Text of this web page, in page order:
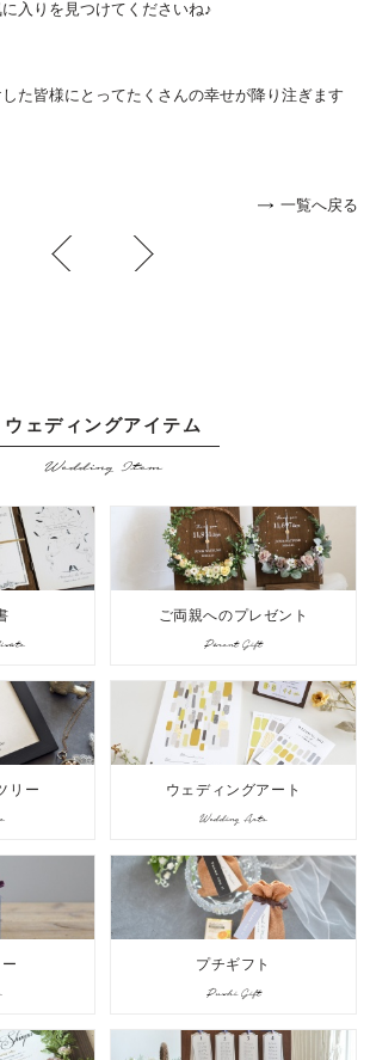
入りを見つけてくださいね♪
た皆様にとってたくさんの幸せが降り注ぎます
一覧へ戻る
ウェディングアイテム
Wedding Item
ご両親へのプレゼント
Parent Gift
リー ウェディングアート
Wedding Arts
プチギフト
Puchi Gift